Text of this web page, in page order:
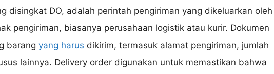
disingkat DO, adalah perintah pengiriman yang dikeluarkan oleh
pengiriman, biasanya perusahaan logistik atau kurir. Dokumen
barang yang harus dikirim, termasuk alamat pengiriman, jumlah
lainnya. Delivery order digunakan untuk memastikan bahwa